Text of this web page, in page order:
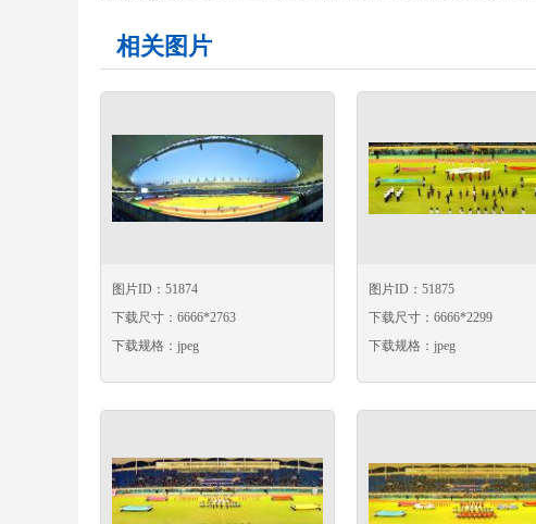
相关图片
图片ID：51874
下载尺寸：6666*2763
下载规格：jpeg
图片ID：51875
下载尺寸：6666*2299
下载规格：jpeg